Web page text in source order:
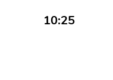
10:25